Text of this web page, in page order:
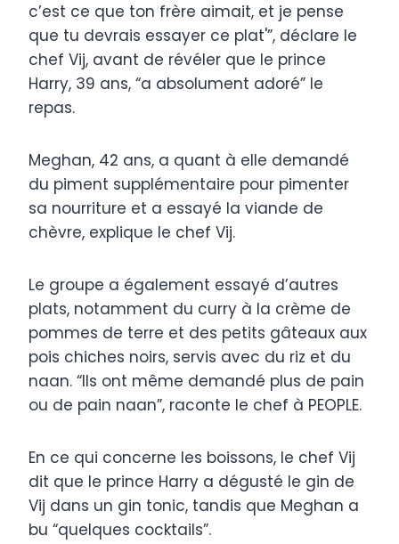
c’est ce que ton frère aimait, et je pense
que tu devrais essayer ce plat'”, déclare le
chef Vij, avant de révéler que le prince
Harry, 39 ans, “a absolument adoré” le
repas.
Meghan, 42 ans, a quant à elle demandé
du piment supplémentaire pour pimenter
sa nourriture et a essayé la viande de
chèvre, explique le chef Vij.
Le groupe a également essayé d’autres
plats, notamment du curry à la crème de
pommes de terre et des petits gâteaux aux
pois chiches noirs, servis avec du riz et du
naan. “Ils ont même demandé plus de pain
ou de pain naan”, raconte le chef à PEOPLE.
En ce qui concerne les boissons, le chef Vij
dit que le prince Harry a dégusté le gin de
Vij dans un gin tonic, tandis que Meghan a
bu “quelques cocktails”.